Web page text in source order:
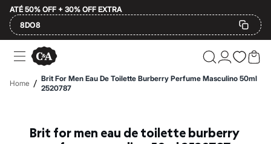
ATÉ 50% OFF + 30% OFF EXTRA
8DO8
Ofertas
Compre por Departamento
Feminino
Masculino
Plus Size
Home / Brit For Men Eau De Toilette Burberry Perfume Masculino 50ml
2520787
Brit for men eau de toilette burberry